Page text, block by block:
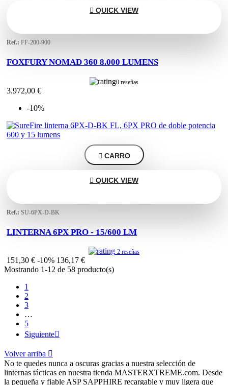
 QUICK VIEW
Ref.: FF-200-900
FOXFURY NOMAD 360 8.000 LUMENS
0 reseñas
3.972,00 €
-10%
 CARRO
 QUICK VIEW
Ref.: SU-6PX-D-BK
LINTERNA 6PX PRO - 15/600 LM
2 reseñas
151,30 € -10% 136,17 €
Mostrando 1-12 de 58 producto(s)
1
2
3
…
5
Siguiente
Volver arriba 
No te quedes nunca a oscuras gracias a nuestra selección de
linternas tácticas en nuestra tienda MASTERXTREME.com. Desde
la pequeña y fiable ASP SAPPHIRE recargable y muy ligera que